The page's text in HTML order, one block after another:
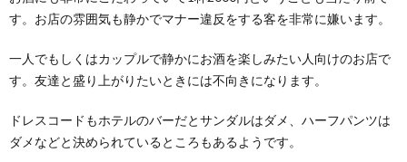
す。お店の雰囲気も静かでマナー違反をする客を非常に嫌います。
一人でもしくはカップルで静かにお酒を楽しみたい人向けのお店で
す。友達と盛り上がりたいときには不向きになります。
ドレスコードもホテルのバーだとサンダルはダメ、ハーフパンツは
ダメなどと決められているところもあるようです。